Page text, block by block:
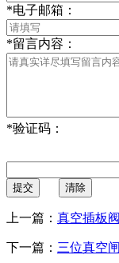
*电子邮箱：
*留言内容：
*验证码：
提交 清除
上一篇： 真空插板
下一篇： 三位真空